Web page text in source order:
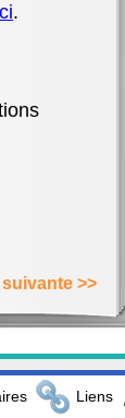
.
suivante >>
Liens